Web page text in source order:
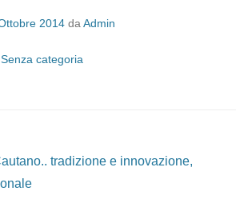
2014 da Admin
Senza categoria
tradizione e innovazione,